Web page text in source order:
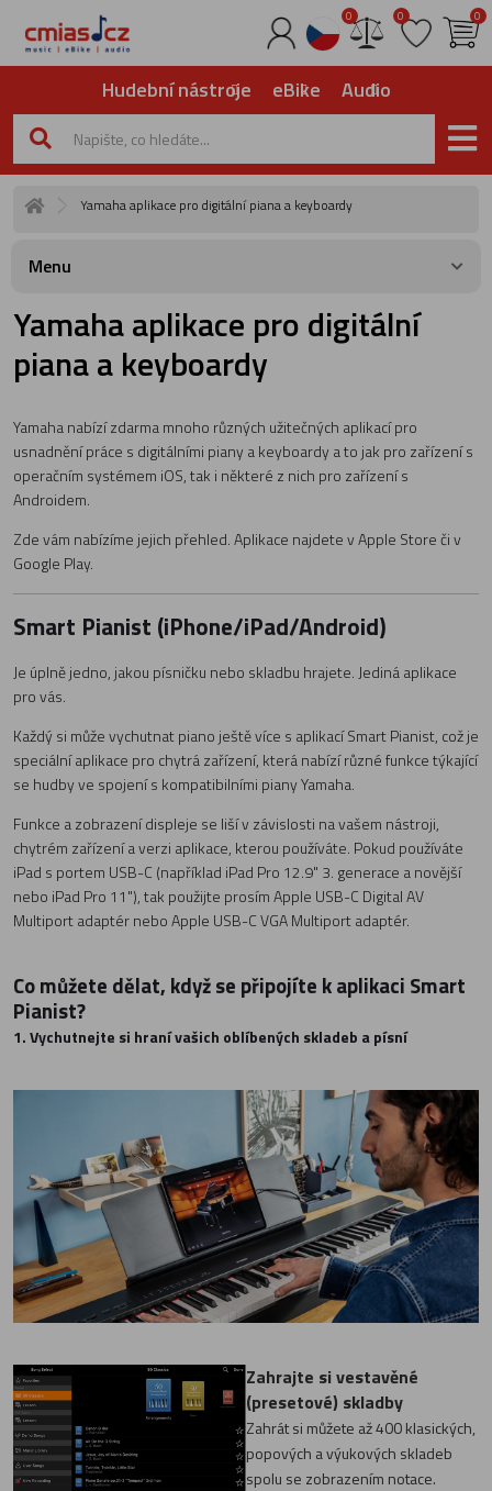
0 0 0
Hudební nástroje eBike Audio
Yamaha aplikace pro digitální piana a keyboardy
Menu
Yamaha aplikace pro digitální
piana a keyboardy
Yamaha nabízí zdarma mnoho různých užitečných aplikací pro
usnadnění práce s digitálními piany a keyboardy a to jak pro zařízení s
operačním systémem iOS, tak i některé z nich pro zařízení s
Androidem.
Zde vám nabízíme jejich přehled. Aplikace najdete v Apple Store či v
Google Play.
Smart Pianist (iPhone/iPad/Android)
Je úplně jedno, jakou písničku nebo skladbu hrajete. Jediná aplikace
pro vás.
Každý si může vychutnat piano ještě více s aplikací Smart Pianist, což je
speciální aplikace pro chytrá zařízení, která nabízí různé funkce týkající
se hudby ve spojení s kompatibilními piany Yamaha.
Funkce a zobrazení displeje se liší v závislosti na vašem nástroji,
chytrém zařízení a verzi aplikace, kterou používáte. Pokud používáte
iPad s portem USB-C (například iPad Pro 12.9" 3. generace a novější
nebo iPad Pro 11"), tak použijte prosím Apple USB-C Digital AV
Multiport adaptér nebo Apple USB-C VGA Multiport adaptér.
Co můžete dělat, když se připojíte k aplikaci Smart
Pianist?
1. Vychutnejte si hraní vašich oblíbených skladeb a písní
Zahrajte si vestavěné
(presetové) skladby
Zahrát si můžete až 400 klasických,
popových a výukových skladeb
spolu se zobrazením notace.